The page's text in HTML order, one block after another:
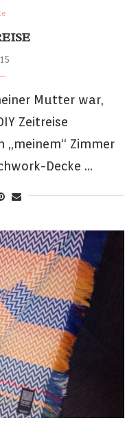
Mutter war,
Zeitreise
„meinem“ Zimmer
Decke …